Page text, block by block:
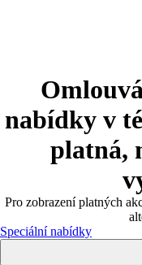
nabídky v
platná,
Pro zobrazení platných
Speciální nabídky